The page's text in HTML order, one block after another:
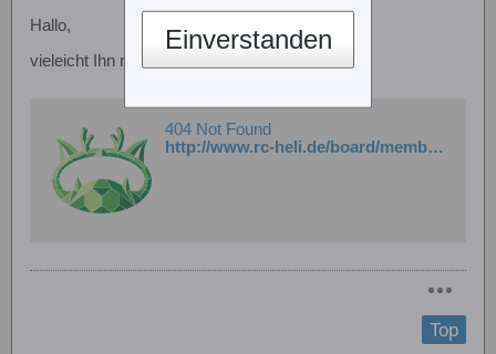
Hallo,
vieleicht Ihn mal ansprechen.
404 Not Found
http://www.rc-heli.de/board/member.php?u=1279
Top
Einverstanden